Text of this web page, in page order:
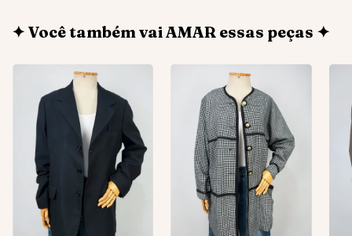
✦ Você também vai AMAR essas peças ✦